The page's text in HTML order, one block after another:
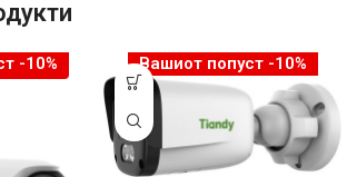
-10% Вашиот попуст -10%